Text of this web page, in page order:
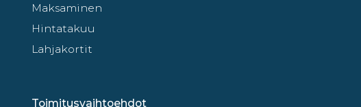
Maksaminen
Hintatakuu
Lahjakortit
Toimitusvaihtoehdot